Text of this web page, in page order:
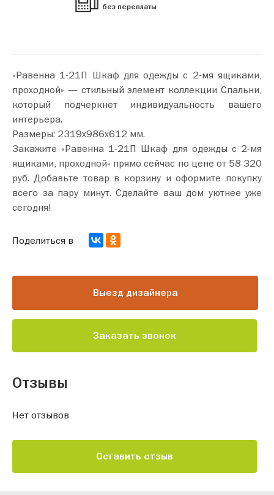
без переплаты
«Равенна 1-21П Шкаф для одежды с 2-мя ящиками,
проходной» — стильный элемент коллекции Спальни,
который подчеркнет индивидуальность вашего
интерьера.
Размеры: 2319х986х612 мм.
Закажите «Равенна 1-21П Шкаф для одежды с 2-мя
ящиками, проходной» прямо сейчас по цене от 58 320
руб. Добавьте товар в корзину и оформите покупку
всего за пару минут. Сделайте ваш дом уютнее уже
сегодня!
Выезд дизайнера
Заказать звонок
Поделиться в
Отзывы
Нет отзывов
Оставить отзыв